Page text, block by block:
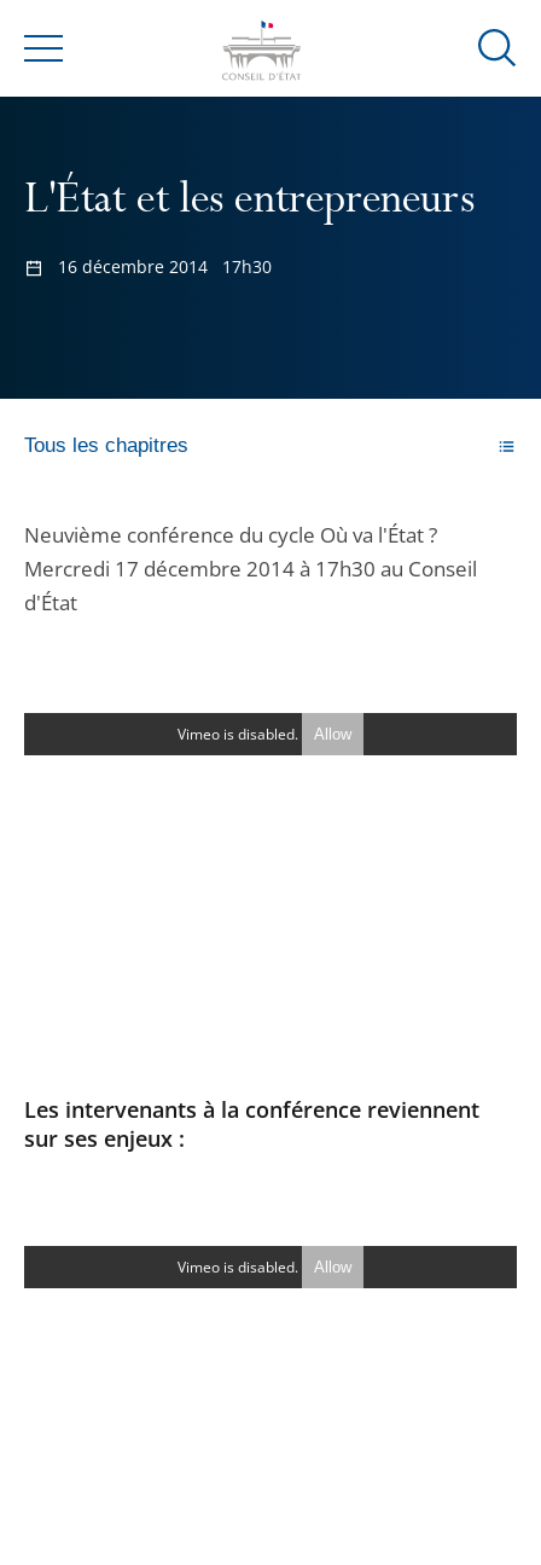
Menu
Ouvrir
L'État et les entrepreneurs
16 décembre 2014 17h30
Tous les chapitres
Neuvième conférence du cycle Où va l'État ?
Mercredi 17 décembre 2014 à 17h30 au Conseil
d'État
Vimeo is disabled. Allow
Les intervenants à la conférence reviennent
sur ses enjeux :
Vimeo is disabled. Allow